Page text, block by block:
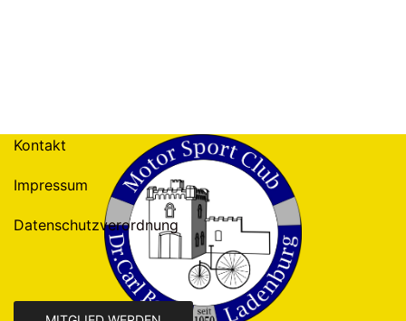
Kontakt
Impressum
Datenschutzverordnung